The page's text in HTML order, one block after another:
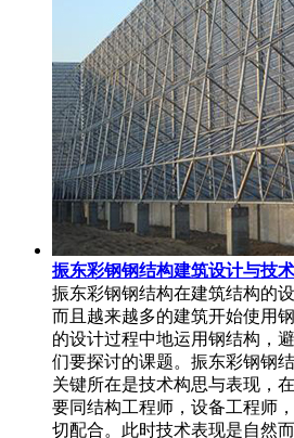
振东彩钢钢结构建筑设计与技
振东彩钢钢结构在建筑结构的
而且越来越多的建筑开始使用
的设计过程中地运用钢结构，
们要探讨的课题。振东彩钢钢
关键所在是技术构思与表现，
要同结构工程师，设备工程师
切配合。此时技术表现是自然